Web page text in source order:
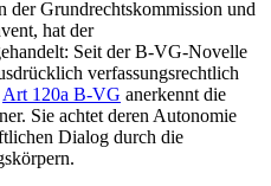
Grundrechtskommission und
hat der
Seit der B-VG-Novelle
verfassungsrechtlich
Art 120a B-VG anerkennt die
Sie achtet deren Autonomie
Dialog durch die